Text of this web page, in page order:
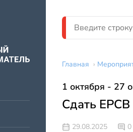
Главная ›
1 октября - 27
Сдать ЕРСВ
29.08.2025 0